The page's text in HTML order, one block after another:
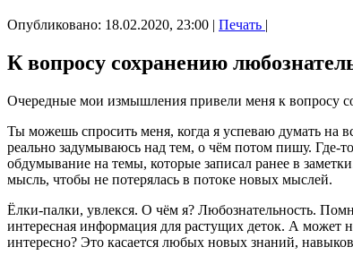
Опубликовано: 18.02.2020, 23:00 | Печать |
К вопросу сохранению
Очередные мои измышления привели меня к вопросу
Ты можешь спросить меня, когда я успеваю думать на
реально задумываюсь над тем, о чём потом пишу. Где-
обдумывание на темы, которые записал ранее в
мысль, чтобы не потерялась в потоке новых мыслей.
Ёлки-палки, увлекся. О чём я? Любознательность.
интересная информация для растущих деток. А может
интересно? Это касается любых новых знаний,